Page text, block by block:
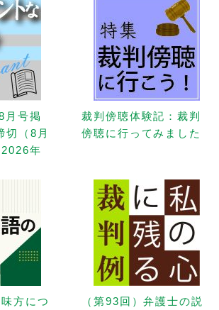
月号掲
切（8月
年
裁判傍聴体験記：裁判
傍聴に行ってみました
方につ
（第93回）弁護士の説